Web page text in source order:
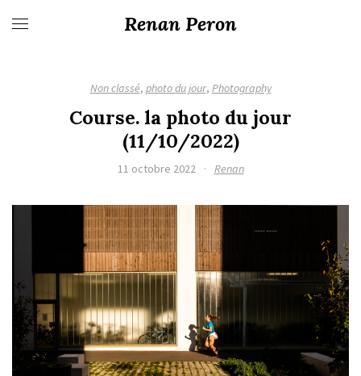
Renan Peron
Non classé, photo du jour, Photography
Course. la photo du jour
(11/10/2022)
11 octobre 2022 · Renan